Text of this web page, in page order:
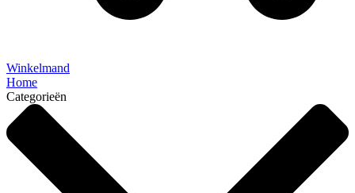
Winkelmand
Home
Categorieën